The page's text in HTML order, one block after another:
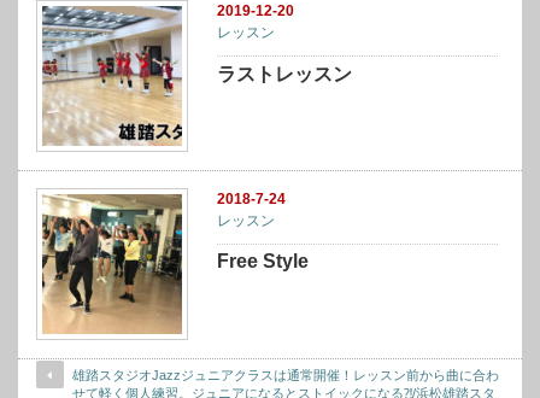
2019-12-20
レッスン
ラストレッスン
2018-7-24
レッスン
Free Style
雄踏スタジオJazzジュニアクラスは通常開催！レッスン前から曲に合わ
せて軽く個人練習。ジュニアになるとストイックになる⁈/浜松雄踏スタ